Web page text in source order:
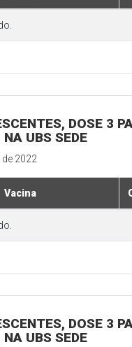
DOSE 3
UBS SEDE
2022
Vacina
DOSE 3
UBS SEDE